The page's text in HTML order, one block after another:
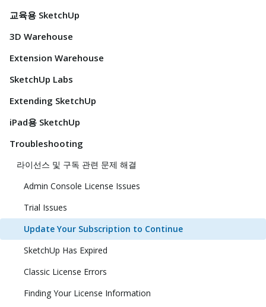
교육용 SketchUp
3D Warehouse
Extension Warehouse
SketchUp Labs
Extending SketchUp
iPad용 SketchUp
Troubleshooting
라이선스 및 구독 관련 문제 해결
Admin Console License Issues
Trial Issues
Update Your Subscription to Continue
SketchUp Has Expired
Classic License Errors
Finding Your License Information